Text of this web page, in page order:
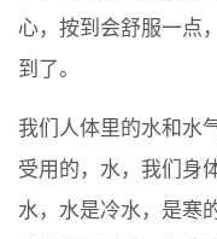
心，按到会舒服一点
到了。
我们人体里的水和水
受用的，水，我们身
水，水是冷水，是寒